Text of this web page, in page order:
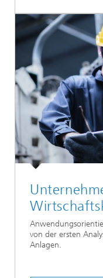
von der ersten
Anlagen.